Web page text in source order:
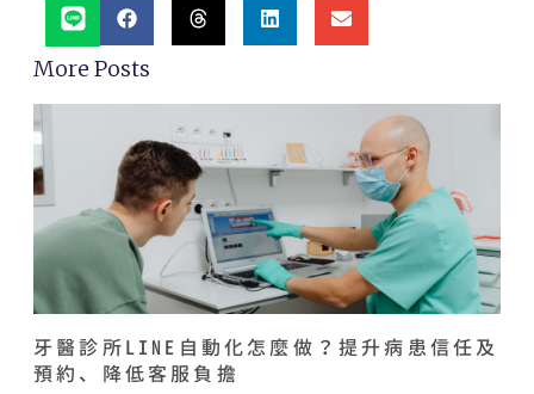
More Posts
牙醫診所LINE自動化怎麼做？提升病患信任及
預約、降低客服負擔